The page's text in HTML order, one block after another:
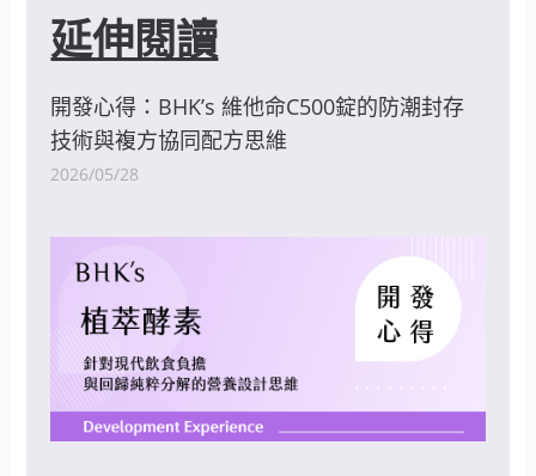
延伸閱讀
開發心得：BHK’s 維他命C500錠的防潮封存
技術與複方協同配方思維
2026/05/28